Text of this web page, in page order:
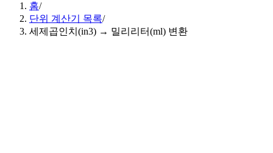
홈/
단위 계산기 목록/
세제곱인치(in3) → 밀리리터(ml) 변환